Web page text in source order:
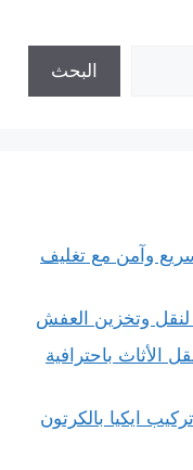
البحث
وآمن مع تغليف
لنقل وتخزين العفش
باحترافية
66611204 نجار تركيب ايكيا بالكرتون